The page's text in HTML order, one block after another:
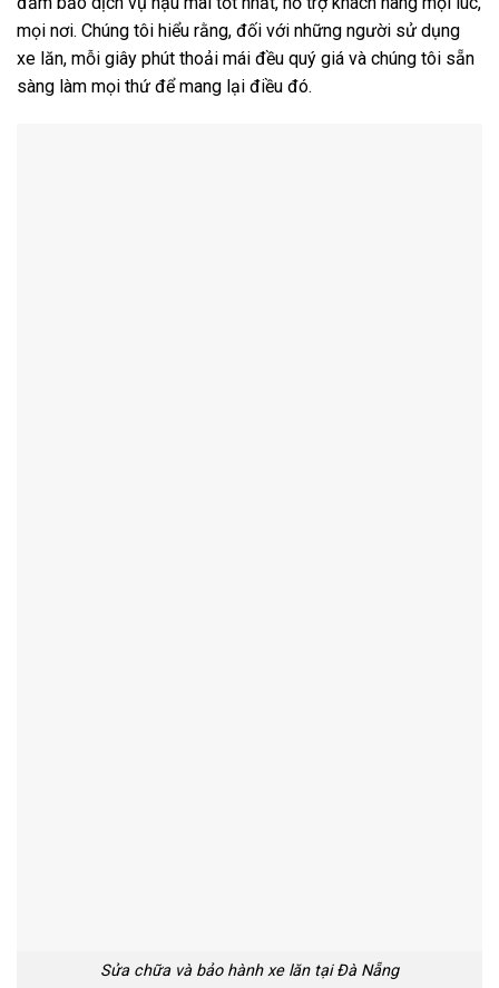
mọi nơi. Chúng tôi hiểu rằng, đối với những người sử dụng
xe lăn, mỗi giây phút thoải mái đều quý giá và chúng tôi sẵn
sàng làm mọi thứ để mang lại điều đó.
Sửa chữa và bảo hành xe lăn tại Đà Nẵng